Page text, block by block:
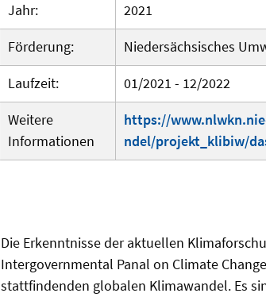
Jahr:
2021
Förderung:
Niedersächsisches
Laufzeit:
01/2021 - 12/2022
Weitere
Informationen
https://
ndel/projekt_klibiw/
Die Erkenntnisse der aktuellen
Intergovernmental Panal on Climate
stattfindenden globalen Klimawandel. Es